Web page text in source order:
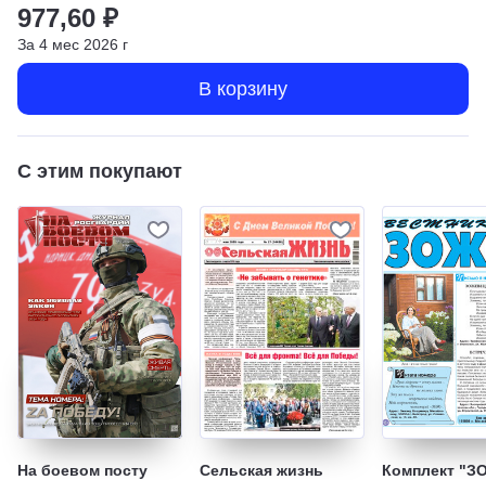
977,60 ₽
За 4 мес 2026 г
В корзину
С этим покупают
На боевом посту
Сельская жизнь
Комплект